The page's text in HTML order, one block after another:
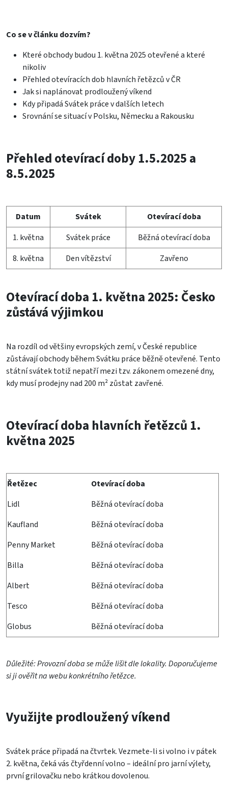
Co se v článku dozvím?
Které obchody budou 1. května 2025 otevřené a které
nikoliv
Přehled otevíracích dob hlavních řetězců v ČR
Jak si naplánovat prodloužený víkend
Kdy připadá Svátek práce v dalších letech
Srovnání se situací v Polsku, Německu a Rakousku
Přehled otevírací doby 1.5.2025 a
8.5.2025
Datum Svátek
Otevírací doba
1. května
Svátek práce
Běžná otevírací doba
8. května
Den vítězství Zavřeno
Otevírací doba 1. května 2025: Česko
zůstává výjimkou
Na rozdíl od většiny evropských zemí, v České republice
zůstávají obchody během Svátku práce běžně otevřené. Tento
státní svátek totiž nepatří mezi tzv. zákonem omezené dny,
kdy musí prodejny nad 200 m² zůstat zavřené.
Otevírací doba hlavních řetězců 1.
května 2025
Řetězec
Otevírací doba
Lidl
Běžná otevírací doba
Kaufland
Běžná otevírací doba
Penny Market
Běžná otevírací doba
Billa
Běžná otevírací doba
Albert
Běžná otevírací doba
Tesco
Běžná otevírací doba
Globus
Běžná otevírací doba
Důležité:Provozní doba se může lišit dle lokality. Doporučujeme
si ji ověřit na webu konkrétního řetězce.
Využijte prodloužený víkend
Svátek práce připadá na čtvrtek. Vezmete-li si volno i v pátek
2. května, čeká vás čtyřdenní volno – ideální pro jarní výlety,
první grilovačku nebo krátkou dovolenou.